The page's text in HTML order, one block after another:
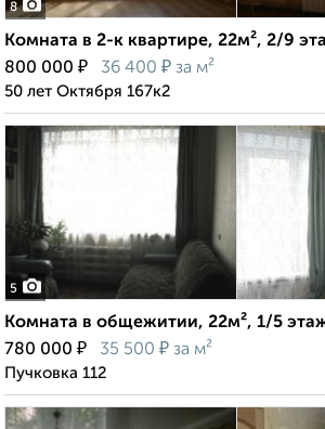
8
Комната в 2-к квартире, 22м², 2/9
800 000 ₽ 36 400 ₽ за м²
50 лет Октября 167к2
5
Комната в общежитии, 22м², 1/5
780 000 ₽ 35 500 ₽ за м²
Пучковка 112